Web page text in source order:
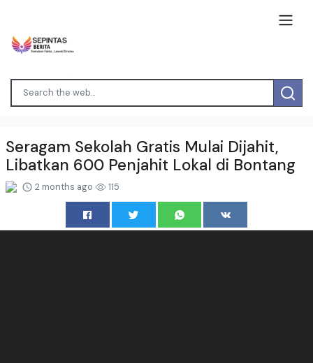
Seragam Sekolah Gratis Mulai Dijahit,
Libatkan 600 Penjahit Lokal di Bontang
2 months ago 115